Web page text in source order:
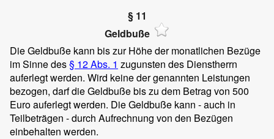
§ 11
Geldbuße
Die Geldbuße kann bis zur Höhe der monatlichen Bezüge
im Sinne des§ 12 Abs. 1 zugunsten des Dienstherrn
auferlegt werden. Wird keine der genannten Leistungen
bezogen, darf die Geldbuße bis zu dem Betrag von 500
Euro auferlegt werden. Die Geldbuße kann - auch in
Teilbeträgen - durch Aufrechnung von den Bezügen
einbehalten werden.